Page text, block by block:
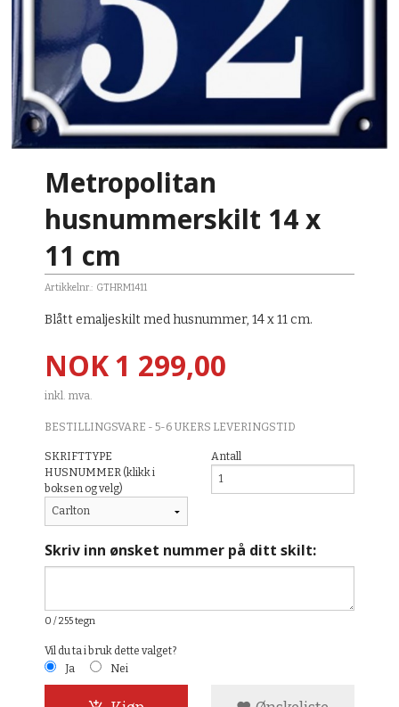
Metropolitan
husnummerskilt 14 x
11 cm
Artikkelnr.: GTHRM1411
Blått emaljeskilt med husnummer, 14 x 11 cm.
Pris
NOK1 299,00
inkl. mva.
BESTILLINGSVARE - 5-6 UKERS LEVERINGSTID
SKRIFTTYPE
HUSNUMMER (klikk i
boksen og velg)
Antall
Skriv inn ønsket nummer på ditt skilt:
0 / 255 tegn
Vil du ta i bruk dette valget?
Ja
Nei